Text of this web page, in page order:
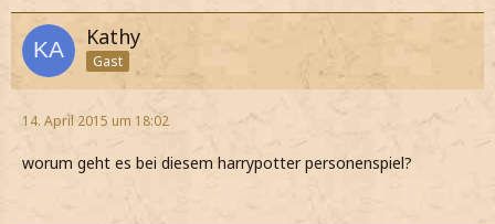
Kathy
Gast
14. April 2015 um 18:02
worum geht es bei diesem harrypotter personenspiel?